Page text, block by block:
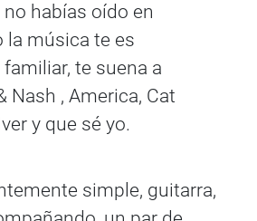
habías oído en
la música te es
te suena a
Nash , America, Cat
y que sé yo.
simple, guitarra,